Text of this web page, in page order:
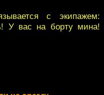
с экипажем:
У вас на борту мина!